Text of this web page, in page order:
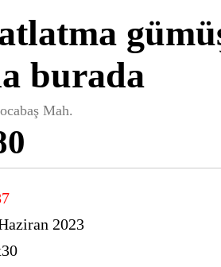
burada
Mah.
2023